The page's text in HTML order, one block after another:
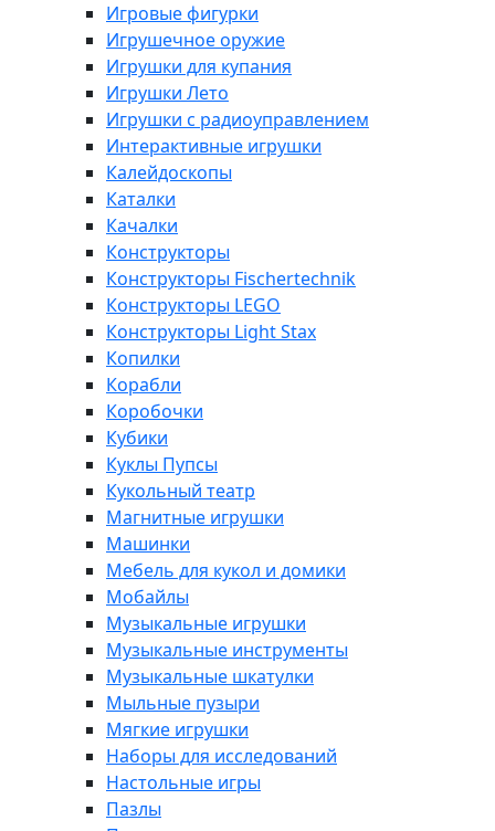
Игровые фигурки
Игрушечное оружие
Игрушки для купания
Игрушки Лето
Игрушки с радиоуправлением
Интерактивные игрушки
Калейдоскопы
Каталки
Качалки
Конструкторы
Конструкторы Fisсhertechnik
Конструкторы LEGO
Конструкторы Light Stax
Копилки
Корабли
Коробочки
Кубики
Куклы Пупсы
Кукольный театр
Магнитные игрушки
Машинки
Мебель для кукол и домики
Мобайлы
Музыкальные игрушки
Музыкальные инструменты
Музыкальные шкатулки
Мыльные пузыри
Мягкие игрушки
Наборы для исследований
Настольные игры
Пазлы